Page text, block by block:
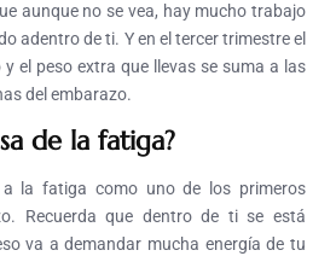
aunque no se vea, hay mucho trabajo
adentro de ti. Y en el tercer trimestre el
el peso extra que llevas se suma a las
del embarazo.
de la fatiga?
a la fatiga como uno de los primeros
Recuerda que dentro de ti se está
va a demandar mucha energía de tu